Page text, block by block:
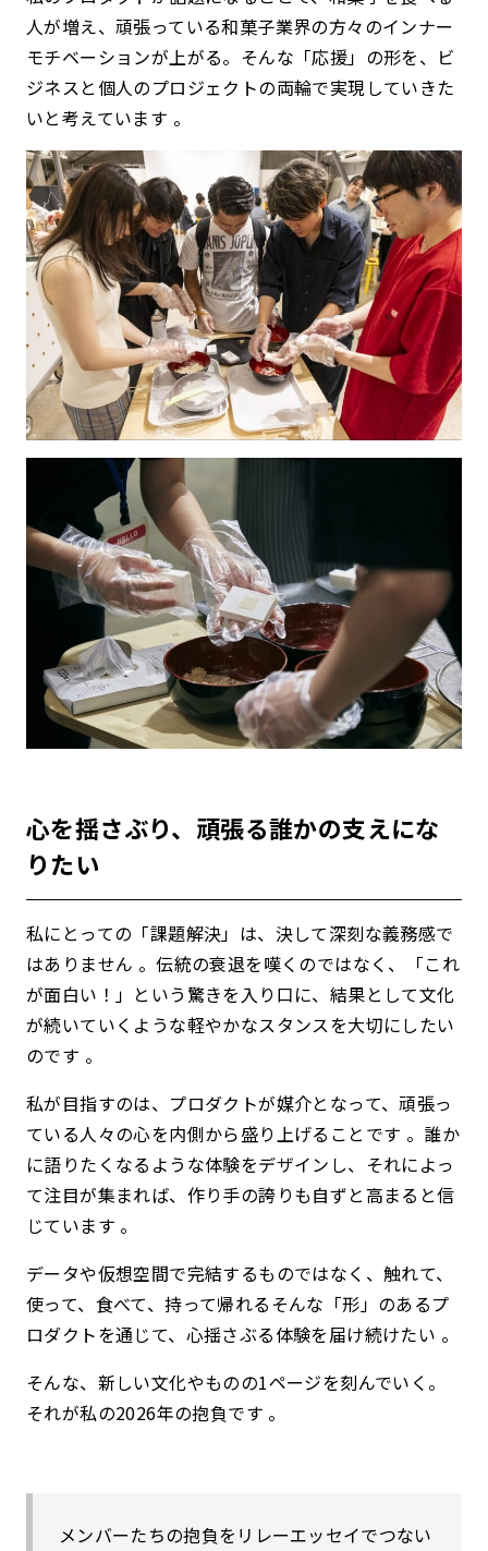
人が増え、頑張っている和菓子業界の方々のインナー
モチベーションが上がる。 そんな「応援」の形を、ビ
ジネスと個人のプロジェクトの両輪で実現していきた
いと考えています 。
心を揺さぶり、頑張る誰かの支えにな
りたい
私にとっての「課題解決」は、決して深刻な義務感で
はありません 。伝統の衰退を嘆くのではなく、「これ
が面白い！」という驚きを入り口に、結果として文化
が続いていくような軽やかなスタンスを大切にしたい
のです 。
私が目指すのは、プロダクトが媒介となって、頑張っ
ている人々の心を内側から盛り上げることです 。 誰か
に語りたくなるような体験をデザインし、それによっ
て注目が集まれば、作り手の誇りも自ずと高まると信
じています 。
データや仮想空間で完結するものではなく、触れて、
使って、食べて、持って帰れるそんな「形」のあるプ
ロダクトを通じて、心揺さぶる体験を届け続けたい 。
そんな、新しい文化やものの1ページを刻んでいく。
それが私の2026年の抱負です 。
メンバーたちの抱負をリレーエッセイでつない